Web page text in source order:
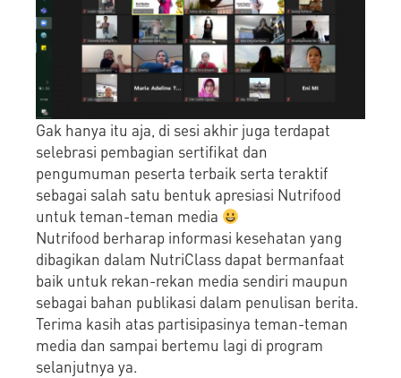
Gak hanya itu aja, di sesi akhir juga terdapat
selebrasi pembagian sertifikat dan
pengumuman peserta terbaik serta teraktif
sebagai salah satu bentuk apresiasi Nutrifood
untuk teman-teman media
Nutrifood berharap informasi kesehatan yang
dibagikan dalam NutriClass dapat bermanfaat
baik untuk rekan-rekan media sendiri maupun
sebagai bahan publikasi dalam penulisan berita.
Terima kasih atas partisipasinya teman-teman
media dan sampai bertemu lagi di program
selanjutnya ya.